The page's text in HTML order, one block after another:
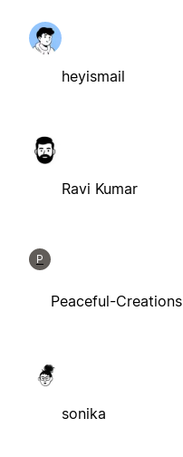
heyismail
Ravi Kumar
P
Peaceful-Creations
sonika